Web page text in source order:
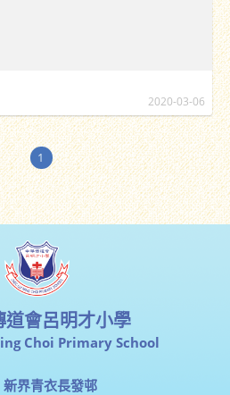
2020-03-06
1
道會呂明才小學
Choi Primary School
界青衣長發邨